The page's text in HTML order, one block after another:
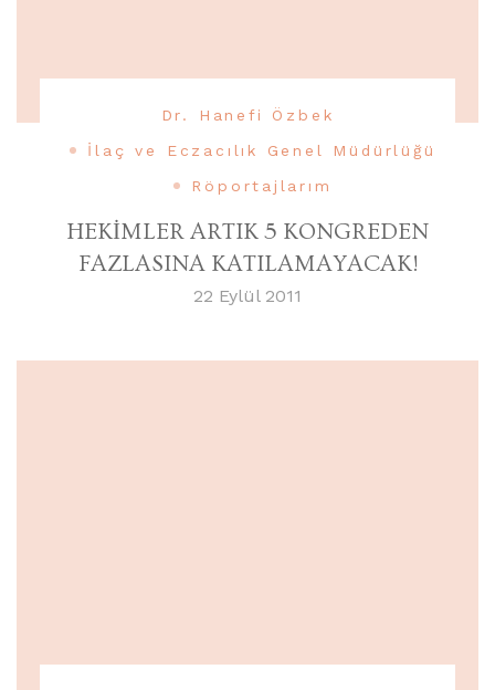
Dr. Hanefi Özbek
İlaç ve Eczacılık Genel Müdürlüğü
Röportajlarım
HEKİMLER ARTIK 5 KONGREDEN
FAZLASINA KATILAMAYACAK!
22 Eylül 2011